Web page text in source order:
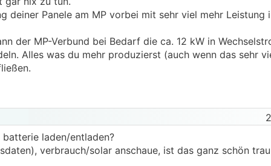
deiner Panele am MP vorbei mit sehr viel mehr Leistung
der MP-Verbund bei Bedarf die ca. 12 kW in
Alles was du mehr produzierst (auch wenn das sehr
laden/entladen?
verbrauch/solar anschaue, ist das ganz schön